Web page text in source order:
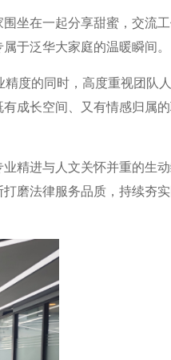
坐在一起分享甜蜜，交流
于泛华大家庭的温暖瞬间。
度的同时，高度重视团队
成长空间、又有情感归属
精进与人文关怀并重的生
磨法律服务品质，持续夯